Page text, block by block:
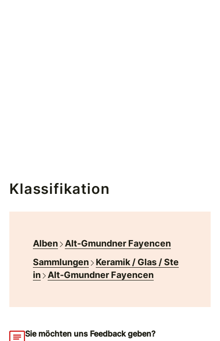
Klassifikation
Alben
Alt-Gmundner Fayencen
Sammlungen
Keramik / Glas / Ste
in
Alt-Gmundner Fayencen
Sie möchten uns Feedback geben?